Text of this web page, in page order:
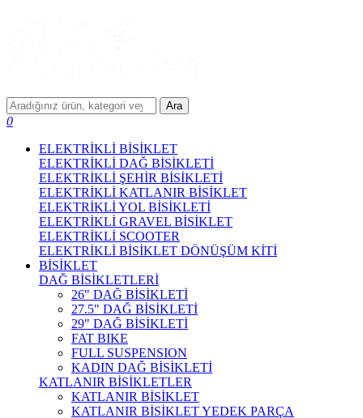
Ara
0
ELEKTRİKLİ BİSİKLET
ELEKTRİKLİ DAĞ BİSİKLETİ
ELEKTRİKLİ ŞEHİR BİSİKLETİ
ELEKTRİKLİ KATLANIR BİSİKLET
ELEKTRİKLİ YOL BİSİKLETİ
ELEKTRİKLİ GRAVEL BİSİKLET
ELEKTRİKLİ SCOOTER
ELEKTRİKLİ BİSİKLET DÖNÜŞÜM KİTİ
BİSİKLET
DAĞ BİSİKLETLERİ
26" DAĞ BİSİKLETİ
27.5" DAĞ BİSİKLETİ
29" DAĞ BİSİKLETİ
FAT BIKE
FULL SUSPENSION
KADIN DAĞ BİSİKLETİ
KATLANIR BİSİKLETLER
KATLANIR BİSİKLET
KATLANIR BİSİKLET YEDEK PARÇA